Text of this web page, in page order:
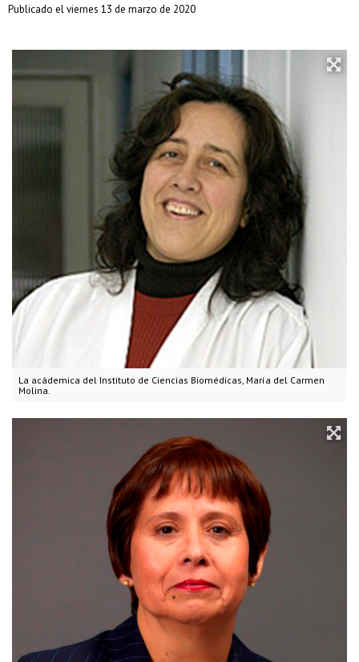
La acádemica del Instituto de Ciencias Biomédicas, María del Carmen
Molina.
Publicado el viernes 13 de marzo de 2020